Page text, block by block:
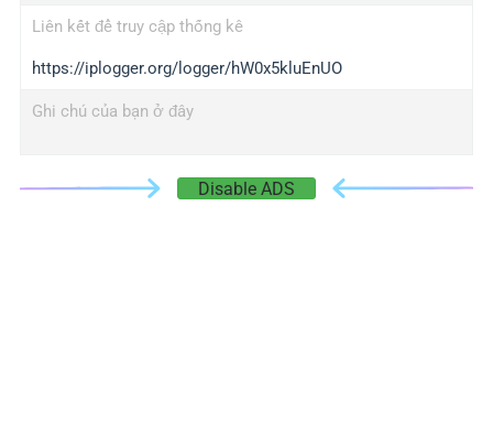
Liên kết để truy cập thống kê
https://iplogger.org/logger/hW0x5kluEnUO
Ghi chú của bạn ở đây
Disable ADS